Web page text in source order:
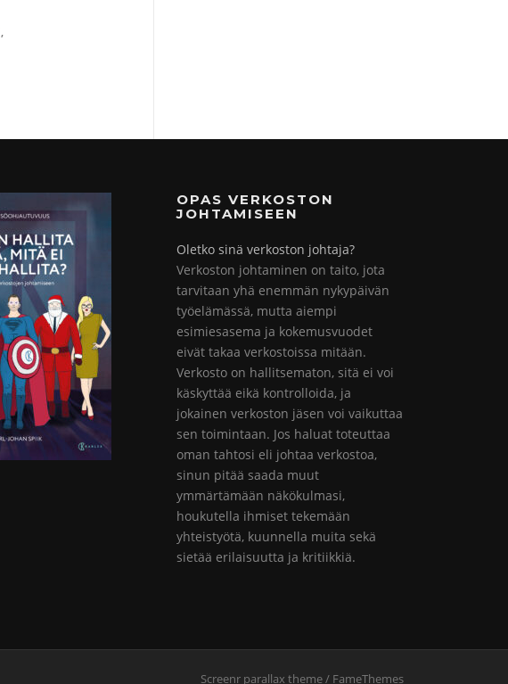
,
OPAS VERKOSTON
JOHTAMISEEN
Oletko sinä verkoston johtaja?
Verkoston johtaminen on taito, jota
tarvitaan yhä enemmän nykypäivän
työelämässä, mutta aiempi
esimiesasema ja kokemusvuodet
eivät takaa verkostoissa mitään.
Verkosto on hallitsematon, sitä ei voi
käskyttää eikä kontrolloida, ja
jokainen verkoston jäsen voi vaikuttaa
sen toimintaan. Jos haluat toteuttaa
oman tahtosi eli johtaa verkostoa,
sinun pitää saada muut
ymmärtämään näkökulmasi,
houkutella ihmiset tekemään
yhteistyötä, kuunnella muita sekä
sietää erilaisuutta ja kritiikkiä.
Screenr parallax theme/ FameThemes